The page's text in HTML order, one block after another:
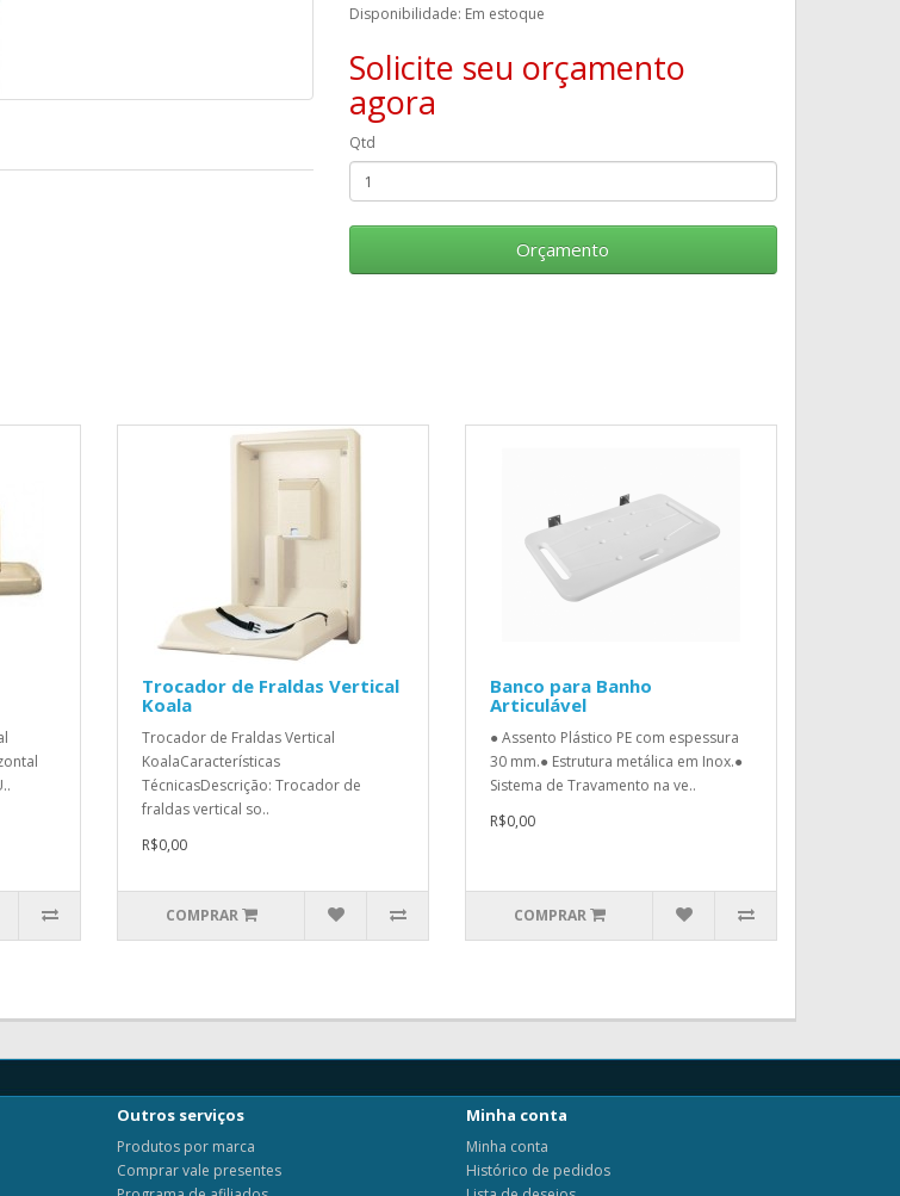
Disponibilidade: Em estoque
Solicite seu orçamento
agora
Qtd
Orçamento
Trocador de Fraldas Vertical
Koala
Trocador de Fraldas Vertical
KoalaCaracterísticas
TécnicasDescrição: Trocador de
fraldas vertical so..
R$0,00
COMPRAR
Banco para Banho
Articulável
● Assento Plástico PE com espessura
30 mm.● Estrutura metálica em Inox.●
Sistema de Travamento na ve..
R$0,00
COMPRAR
Outros serviços
Produtos por marca
Comprar vale presentes
Minha conta
Minha conta
Histórico de pedidos